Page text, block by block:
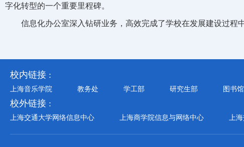
字化转型的一个重要里程碑。
信息化办公室深入钻研业务，高效完成了学校在发展建设过程
校内链接 :
上海音乐学院 教务处 学工部 研究生部 图书馆
校外链接 :
上海交通大学网络信息中心 上海商学院信息与网络中心 上海